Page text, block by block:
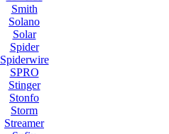
Smith
Solano
Solar
Spider
Spiderwire
SPRO
Stinger
Stonfo
Storm
Streamer